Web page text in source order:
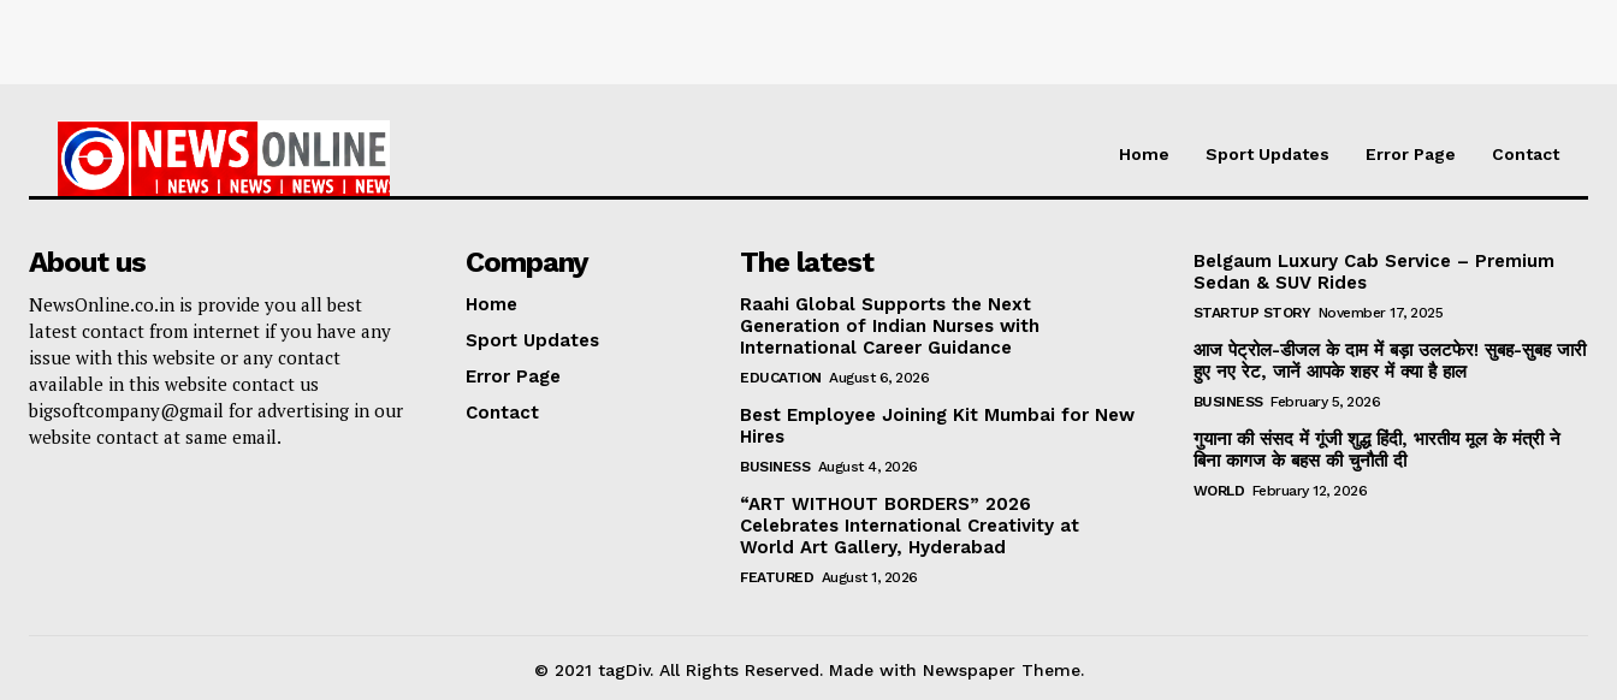
Home Sport Updates Error Page Contact
About us
NewsOnline.co.in is provide you all best
latest contact from internet if you have any
issue with this website or any contact
available in this website contact us
bigsoftcompany@gmail for advertising in our
website contact at same email.
Company
Home
Sport Updates
Error Page
Contact
The latest
Raahi Global Supports the Next
Generation of Indian Nurses with
International Career Guidance
EDUCATION August 6, 2026
Best Employee Joining Kit Mumbai for New
Hires
BUSINESS August 4, 2026
“ART WITHOUT BORDERS” 2026
Celebrates International Creativity at
World Art Gallery, Hyderabad
FEATURED August 1, 2026
Belgaum Luxury Cab Service – Premium
Sedan & SUV Rides
STARTUP STORY November 17, 2025
आज पेट्रोल-डीजल के दाम में बड़ा उलटफेर! सुबह-सुबह जारी
हुए नए रेट, जानें आपके शहर में क्या है हाल
BUSINESS February 5, 2026
गुयाना की संसद में गूंजी शुद्ध हिंदी, भारतीय मूल के मंत्री ने
बिना कागज के बहस की चुनौती दी
WORLD February 12, 2026
© 2021 tagDiv. All Rights Reserved. Made with Newspaper Theme.